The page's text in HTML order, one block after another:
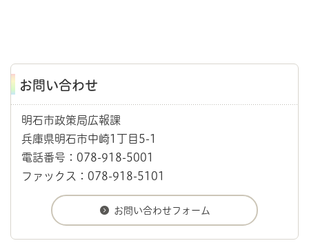
お問い合わせ
明石市政策局広報課
兵庫県明石市中崎1丁目5-1
電話番号：078-918-5001
ファックス：078-918-5101